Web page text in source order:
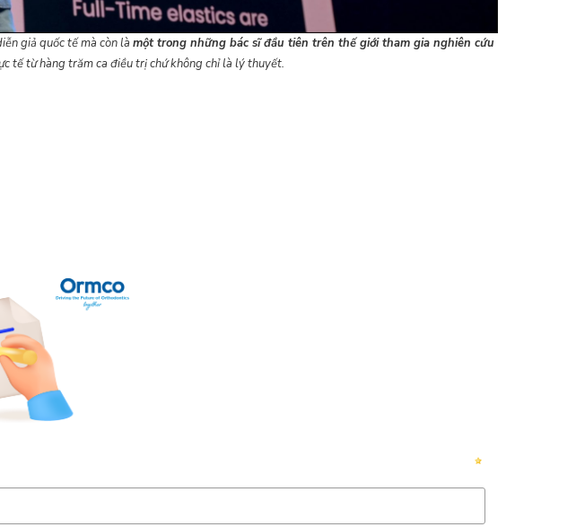
giả quốc tế mà còn là một trong những bác sĩ đầu tiên trên thế giới tham gia nghiên cứu
tế từ hàng trăm ca điều trị chứ không chỉ là lý thuyết.